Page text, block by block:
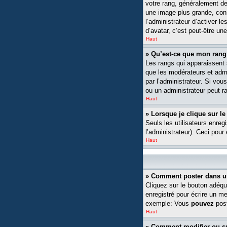
votre rang, généralement
une image plus grande,
l’administrateur d’activer
d’avatar, c’est peut-être
Haut
» Qu’est-ce que mon
Les rangs qui
que les modérateurs et
par l’administrateur. Si
ou un administrateur peut
Haut
» Lorsque je clique sur
Seuls les utilisateurs
l’administrateur). Ceci
Haut
» Comment poster dans
Cliquez sur le bouton
enregistré pour écrire un
exemple: Vous pouvez
Haut